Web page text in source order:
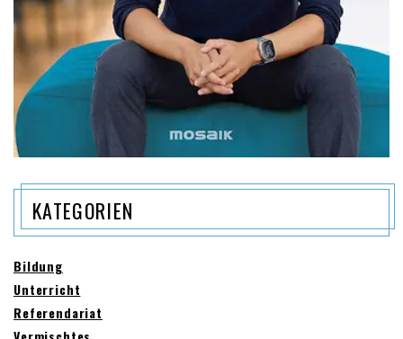
KATEGORIEN
Bildung
Unterricht
Referendariat